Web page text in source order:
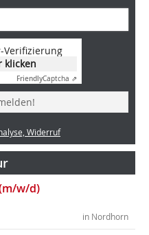
Verifizierung
klicken
FriendlyCaptcha ⇗
Widerruf
w/d)
in Nordhorn